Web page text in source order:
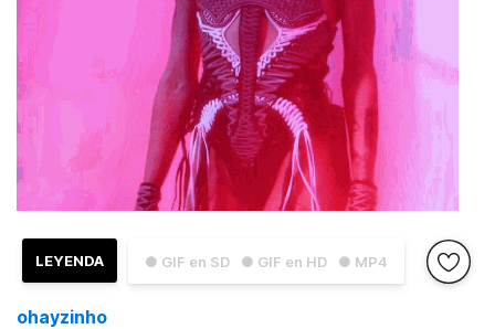
● GIF en SD ● GIF en HD ● MP4
LEYENDA
ohayzinho